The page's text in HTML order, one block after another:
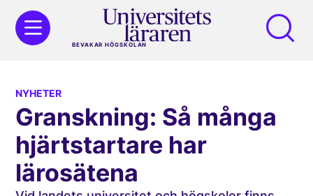
BEVAKAR HÖGSKOLAN
NYHETER
Granskning: Så många
hjärtstartare har
lärosätena